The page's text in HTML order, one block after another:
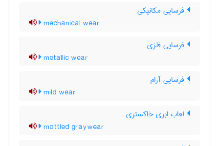
فرسایی مکانیکی
mechanical wear
فرسایی فلزی
metallic wear
فرسایی آرام
mild wear
لعاب ابری خاکستری
mottled graywear